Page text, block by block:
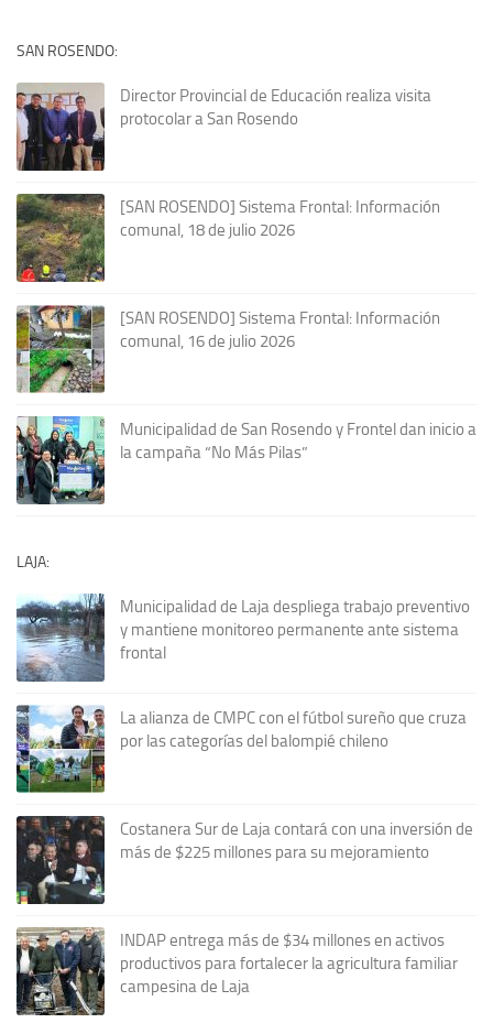
SAN ROSENDO:
Director Provincial de Educación realiza visita
protocolar a San Rosendo
[SAN ROSENDO] Sistema Frontal: Información
comunal, 18 de julio 2026
[SAN ROSENDO] Sistema Frontal: Información
comunal, 16 de julio 2026
Municipalidad de San Rosendo y Frontel dan inicio a
la campaña “No Más Pilas”
LAJA:
Municipalidad de Laja despliega trabajo preventivo
y mantiene monitoreo permanente ante sistema
frontal
La alianza de CMPC con el fútbol sureño que cruza
por las categorías del balompié chileno
Costanera Sur de Laja contará con una inversión de
más de $225 millones para su mejoramiento
INDAP entrega más de $34 millones en activos
productivos para fortalecer la agricultura familiar
campesina de Laja